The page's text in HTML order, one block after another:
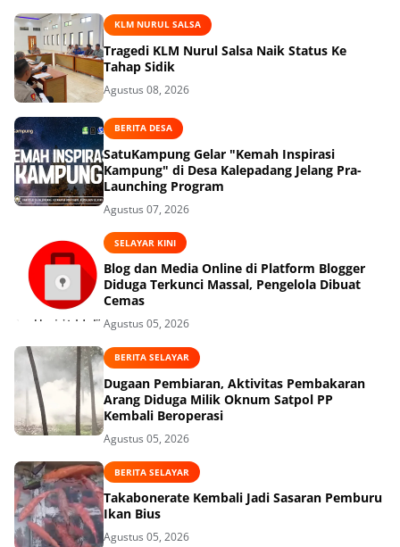
KLM NURUL SALSA
Tragedi KLM Nurul Salsa Naik Status Ke
Tahap Sidik
Agustus 08, 2026
BERITA DESA
SatuKampung Gelar "Kemah Inspirasi
Kampung" di Desa Kalepadang Jelang Pra-
Launching Program
Agustus 07, 2026
SELAYAR KINI
Blog dan Media Online di Platform Blogger
Diduga Terkunci Massal, Pengelola Dibuat
Cemas
Agustus 05, 2026
BERITA SELAYAR
Dugaan Pembiaran, Aktivitas Pembakaran
Arang Diduga Milik Oknum Satpol PP
Kembali Beroperasi
Agustus 05, 2026
BERITA SELAYAR
Takabonerate Kembali Jadi Sasaran Pemburu
Ikan Bius
Agustus 05, 2026